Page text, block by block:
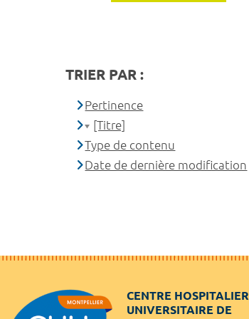
TRIER PAR :
Pertinence
[Titre]
Type de contenu
Date de dernière modification
CENTRE HOSPITALIER
UNIVERSITAIRE DE